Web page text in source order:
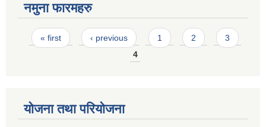
नमुना फारमहरु
Pages
« first ‹ previous 1 2
3
4
योजना तथा परियोजना